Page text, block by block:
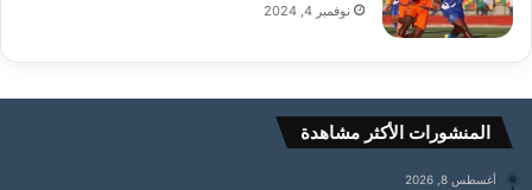
نوفمبر 4, 2024
المنشورات الأكثر مشاهدة
أغسطس 8, 2026